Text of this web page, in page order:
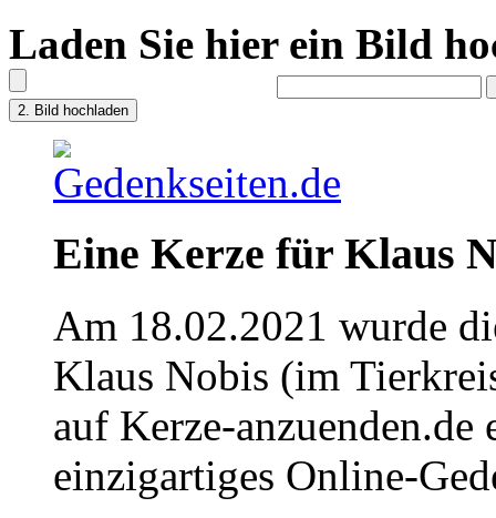
Laden Sie hier ein Bild
Eine Kerze für Klaus
Am 18.02.2021 wurde
Klaus Nobis (im
auf Kerze-
einzigartiges Online-